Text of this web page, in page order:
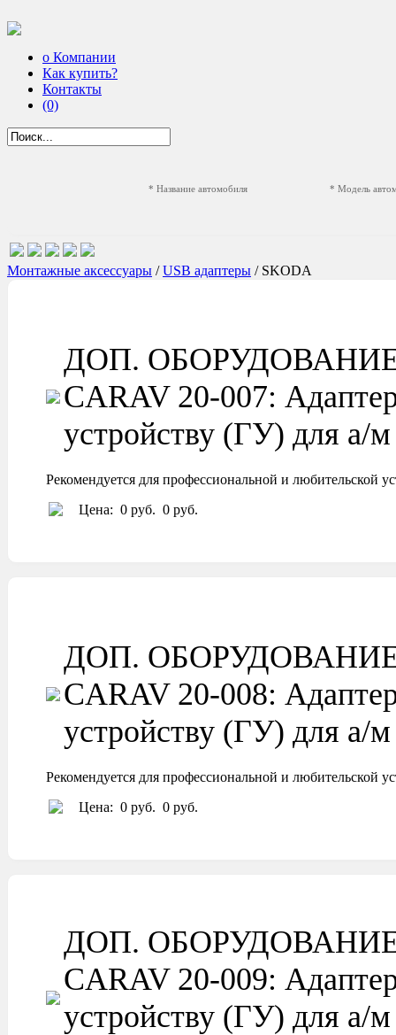
о Компании
Как купить?
Контакты
(0)
* Название автомобиля * Модель
Монтажные аксессуары /USB адаптеры / SKODA
ДОП.
CARAV 20-007:
устройству (ГУ) для
Рекомендуется для профессиональной и любительской
Цена: 0 руб. 0 руб.
ДОП.
CARAV 20-008:
устройству (ГУ) для
Рекомендуется для профессиональной и любительской
Цена: 0 руб. 0 руб.
ДОП.
CARAV 20-009:
устройству (ГУ) для